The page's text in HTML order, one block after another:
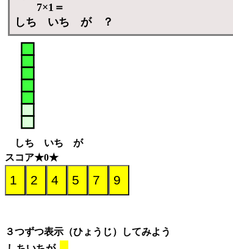
7×1＝
しち いち が ？
しち いち が
スコア★0★
３つずつ表示（ひょうじ）してみよう